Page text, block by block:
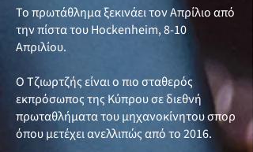
Το πρωτάθλημα ξεκινάει τον Απρίλιο από
την πίστα του Ηockenheim, 8-10
Απριλίου.
Ο Τζιωρτζής είναι ο πιο σταθερός
εκπρόσωπος της Κύπρου σε διεθνή
πρωταθλήματα του μηχανοκίνητου σπορ
όπου μετέχει ανελλιπώς από το 2016.